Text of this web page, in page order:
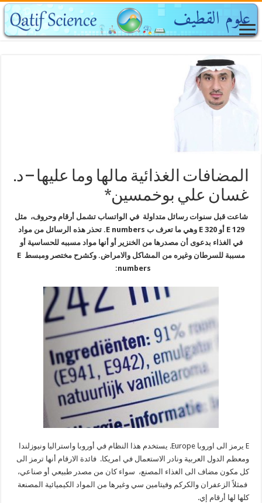
المضافات الغذائية مالها وما عليها – د.
غسان علي بوخمسين*
شاعت قبل سنوات رسائل متداولة في الواتساب تشمل أرقام وحروف، مثل
E 129 أو E 320 وهي ما تعرف ب E numbers. تحذر هذه الرسائل من مواد
في الغذاء بدعوى أن مصدرها من الخنزير أو أنها مواد مسببه للحساسية أو
مسببة للسرطان وغيره من المشاكل والامراض. وكشرح مختصر ومبسط E
numbers:
E يرمز الى اوروبا Europe. يستخدم هذا النظام في أوروبا واستراليا ونيوزلندا
ومعظم الدول العربية ونادر الاستعمال في امريكا. فائدة الارقام أنها ترمز الى
كل مكون مضاف الى الغذاء المصنع، سواء كان من مصدر طبيعي أو صناعي،
فمثلاً الزعفران والكركم وفيتامين سي وغيرها من المواد الكيميائية المصنعة
كلها لها أرقام إي.